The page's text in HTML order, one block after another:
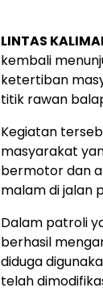
LINTAS
kembali
ketertiban
titik rawan
Kegiatan
masyarakat
bermotor dan
malam di jalan
Dalam patroli
berhasil
diduga
telah